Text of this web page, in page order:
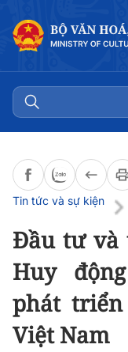
Tin tức và sự kiện
Đầu tư và
Huy
phát
Việt Nam
Đọc bài